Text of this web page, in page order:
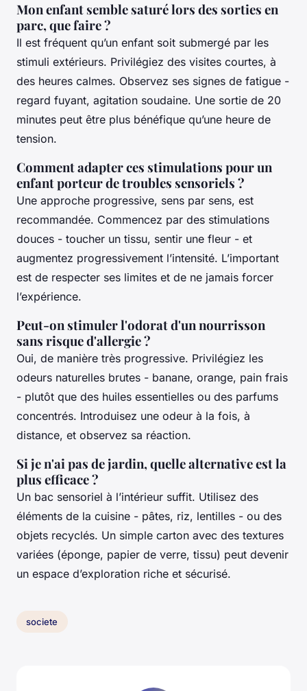
Mon enfant semble saturé lors des sorties en
parc, que faire ?
Il est fréquent qu’un enfant soit submergé par les
stimuli extérieurs. Privilégiez des visites courtes, à
des heures calmes. Observez ses signes de fatigue -
regard fuyant, agitation soudaine. Une sortie de 20
minutes peut être plus bénéfique qu’une heure de
tension.
Comment adapter ces stimulations pour un
enfant porteur de troubles sensoriels ?
Une approche progressive, sens par sens, est
recommandée. Commencez par des stimulations
douces - toucher un tissu, sentir une fleur - et
augmentez progressivement l’intensité. L’important
est de respecter ses limites et de ne jamais forcer
l’expérience.
Peut-on stimuler l'odorat d'un nourrisson
sans risque d'allergie ?
Oui, de manière très progressive. Privilégiez les
odeurs naturelles brutes - banane, orange, pain frais
- plutôt que des huiles essentielles ou des parfums
concentrés. Introduisez une odeur à la fois, à
distance, et observez sa réaction.
Si je n'ai pas de jardin, quelle alternative est la
plus efficace ?
Un bac sensoriel à l’intérieur suffit. Utilisez des
éléments de la cuisine - pâtes, riz, lentilles - ou des
objets recyclés. Un simple carton avec des textures
variées (éponge, papier de verre, tissu) peut devenir
un espace d’exploration riche et sécurisé.
societe